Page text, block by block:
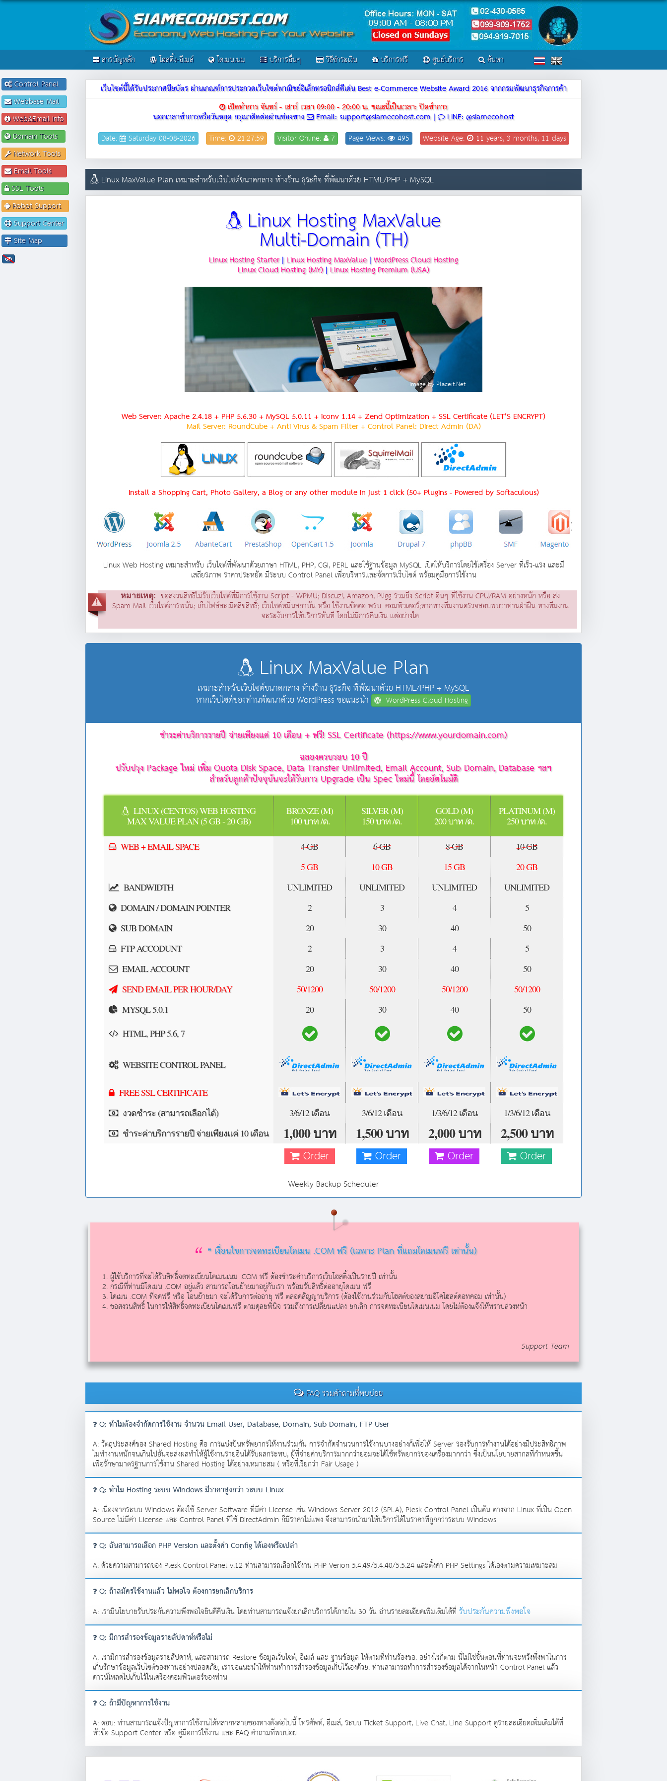
สารบัญหลัก โฮสติ้ง-อีเมล์ โดเมนเนม บริการอื่นๆ วิธีชำระเงิน บริการฟรี ศูนย์บริการ ค้นหา
เว็บไซต์นี้ได้รับประกาศนียบัตร ผ่านเกณฑ์การประกวดเว็บไซต์พาณิชย์อิเล็กทรอนิกส์ดีเด่น Best e-Commerce Website Award 2016 จากกรมพัฒนาธุรกิจการค้า
เปิดทำการ จันทร์ - เสาร์ เวลา 09:00 - 20:00 น.ขณะนี้เป็นเวลา: ปิดทำการ
นอกเวลาทำการหรือวันหยุด กรุณาติดต่อผ่านช่องทาง Email: support@siamecohost.com | LINE: @siamecohost
Date: Saturday 08-08-2026 Time: 21:27:59 Visitor Online: 7 Page Views: 495 Website Age: 11 years, 3 months, 11 days
Linux MaxValue Plan เหมาะสำหรับเว็บไซต์ขนาดกลาง ห้างร้าน ธุระกิจ ที่พัฒนาด้วย HTML/PHP + MySQL
Linux Hosting MaxValue
Multi-Domain (TH)
Linux Hosting Starter|Linux Hosting MaxValue|WordPress Cloud Hosting
Linux Cloud Hosting (MY)|Linux Hosting Premium (USA)
Image by Placeit.Net
Web Server: Apache 2.4.18 + PHP 5.6.30 + MySQL 5.0.11 + iconv 1.14 + Zend Optimization + SSL Certificate (LET'S ENCRYPT)
Mail Server: RoundCube + Anti Virus & Spam Filter + Control Panel: Direct Admin (DA)
Install a Shopping Cart, Photo Gallery, a Blog or any other module in just 1 click (50+ Plugins - Powered by Softaculous)
Linux Web Hosting เหมาะสำหรับ เว็บไซต์ที่พัฒนาด้วยภาษา HTML, PHP, CGI, PERL และใช้ฐานข้อมูล MySQL เปิดให้บริการโดยใช้เครื่อง Server ที่เร็ว-แรง และมี
เสถียรภาพ ราคาประหยัด มีระบบ Control Panel เพื่อบริหารและจัดการเว็บไซต์ พร้อมคู่มือการใช้งาน
หมายเหตุ: ขอสงวนสิทธิไม่รับเว็บไซต์ที่มีการใช้งาน Script - WPMU; Discuz!, Amazon, Pligg รวมถึง Script อื่นๆ ที่ใช้งาน CPU/RAM อย่างหนัก หรือ ส่ง
Spam Mail เว็บไซต์การพนัน; เก็บไฟล์ละเมิดลิขสิทธิ์; เว็บไซต์หมิ่นสถาบัน หรือ ใช้งานขัดต่อ พรบ. คอมพิวเตอร์;หากทางทีมงานตรวจสอบพบว่าท่านฝ่าฝืน ทางทีมงาน
จะระงับการให้บริการทันที โดยไม่มีการคืนเงิน แต่อย่างใด
Linux MaxValue Plan
เหมาะสำหรับเว็บไซต์ขนาดกลาง ห้างร้าน ธุระกิจ ที่พัฒนาด้วย HTML/PHP + MySQL
หากเว็บไซต์ของท่านพัฒนาด้วย WordPress ขอแนะนำ WordPress Cloud Hosting
ชำระค่าบริการรายปี จ่ายเพียงแค่ 10 เดือน + ฟรี! SSL Certificate (https://www.yourdomain.com)
ฉลองครบรอบ 10 ปี
ปรับปรุง Package ใหม่ เพิ่ม Quota Disk Space, Data Transfer Unlimited, Email Account, Sub Domain, Database ฯลฯ
สำหรับลูกค้าปัจจุบันจะได้รับการ Upgrade เป็น Spec ใหม่นี้ โดยอัตโนมัติ
LINUX (CENTOS) WEB HOSTING
MAX VALUE PLAN (5 GB - 20 GB)
BRONZE (M)
100 บาท /ด.
SILVER (M)
150 บาท /ด.
GOLD (M)
200 บาท /ด.
PLATINUM (M)
250 บาท /ด.
WEB + EMAIL SPACE 4 GB 6 GB 8 GB
10 GB
5 GB
10 GB 15 GB
20 GB
BANDWIDTH
UNLIMITED UNLIMITED UNLIMITED
UNLIMITED
DOMAIN / DOMAIN POINTER
2 3 4
5
SUB DOMAIN
20 30 40
50
FTP ACCODUNT
2 3 4
5
EMAIL ACCOUNT
20 30 40
50
SEND EMAIL PER HOUR/DAY
50/1200 50/1200 50/1200
50/1200
MYSQL 5.0.1
20 30 40
50
HTML, PHP 5.6, 7
WEBSITE CONTROL PANEL
FREE SSL CERTIFICATE
งวดชำระ (สามารถเลือกได้)
3/6/12 เดือน 3/6/12 เดือน 1/3/6/12 เดือน
1/3/6/12 เดือน
ชำระค่าบริการรายปี จ่ายเพียงแค่ 10 เดือน
1,000 บาท 1,500 บาท 2,000 บาท 2,500 บาท
Order Order Order Order
Weekly Backup Scheduler
* เงื่อนไขการจดทะเบียนโดเมน .COM ฟรี (เฉพาะ Plan ที่แถมโดเมนฟรี เท่านั้น)
ผู้ใช้บริการที่จะได้รับสิทธิ์จดทะเบียนโดเมนเนม .COM ฟรี ต้องชำระค่าบริการเว็บโฮสติ้งเป็นรายปี เท่านั้น
กรณีที่ท่านมีโดเมน .COM อยู่แล้ว สามารถโอนย้ายมาอยู่กับเรา พร้อมรับสิทธิ์ต่ออายุโดเมน ฟรี
โดเมน .COM ที่จดฟรี หรือ โอนย้ายมา จะได้รับการต่ออายุ ฟรี ตลอดสัญญาบริการ (ต้องใช้งานร่วมกับโฮสต์ของสยามอีโคโฮสต์ดอทคอม เท่านั้น)
ขอสงวนสิทธิ์ ในการให้สิทธิ์จดทะเบียนโดเมนฟรี ตามดุลยพินิจ รวมถึงการเปลี่ยนแปลง ยกเลิก การจดทะเบียนโดเมนเนม โดยไม่ต้องแจ้งให้ทราบล่วงหน้า
Support Team
FAQ รวมคำถามที่พบบ่อย
Q: ทำไมต้องจำกัดการใช้งาน จำนวน Email User, Database, Domain, Sub Domain, FTP User
A: วัตถุประสงค์ของ Shared Hosting คือ การแบ่งปันทรัพยากรให้งานร่วมกัน การจำกัดจำนวนการใช้งานบางอย่างก็เพื่อให้ Server รองรับการทำงานได้อย่างมีประสิทธิภาพ
ไม่ทำงานหนักจนเกินไปอันจะส่งผลทำให้ผู้ใช้งานรายอื่นได้รับผลกระทบ, ผู้ที่จ่ายค่าบริการมากกว่าย่อมจะได้ใช้ทรัพยากรของเครื่องมากกว่า ซึ่งเป็นนโยบายสากลที่กำหนดขึ้น
เพื่อรักษามาตรฐานการใช้งาน Shared Hosting ได้อย่างเหมาะสม ( หรือที่เรียกว่า Fair Usage )
Q: ทำไม Hosting ระบบ Windows มีราคาสูงกว่า ระบบ Linux
A: เนื่องจากระบบ Windows ต้องใช้ Server Software ที่มีค่า License เช่น Windows Server 2012 (SPLA), Plesk Control Panel เป็นต้น ต่างจาก Linux ที่เป็น Open
Source ไม่มีค่า License และ Control Panel ที่ใช้ DirectAdmin ก็มีราคาไม่แพง จึงสามารถนำมาให้บริการได้ในราคาทีถูกกว่าระบบ Windows
Q: ฉันสามารถเลือก PHP Version และตั้งค่า Config ได้เองหรือเปล่า
A: ด้วยความสามารถของ Plesk Control Panel v.12 ท่านสามารถเลือกใช้งาน PHP Verion 5.4.49/5.4.40/5.5.24 และตั้งค่า PHP Settings ได้เองตามความเหมาะสม
Q: ถ้าสมัครใช้งานแล้ว ไม่พอใจ ต้องการยกเลิกบริการ
A: เรามีนโยบายรับประกันความพึงพอใจยินดีคืนเงิน โดยท่านสามารถแจ้งยกเลิกบริการได้ภายใน 30 วัน อ่านรายละเอียดเพิ่มเติมได้ที่ รับประกันความพึงพอใจ
Q: มีการสำรองข้อมูลรายสัปดาห์หรือไม่
A: เรามีการสำรองข้อมูลรายสัปดาห์, และสามารถ Restore ข้อมูลเว็บไซต์, อีเมล์ และ ฐานข้อมูล ให้ตามที่ท่านร้องขอ. อย่างไรก็ตาม นี่ไม่ใช่ขั้นตอนที่ท่านจะหวังพึ่งพาในการ
เก็บรักษาข้อมูลเว็บไซต์ของท่านอย่างปลอดภัย; เราขอแนะนำให้ท่านทำการสำรองข้อมูลเก็บไว้เองด้วย. ท่านสามารถทำการสำรองข้อมูลได้จากในหน้า Control Panel แล้ว
ดาวน์โหลดไปเก็บไว้ในเครื่องคอมพิวเตอร์ของท่าน
Q: ถ้ามีปัญหาการใช้งาน
A: ตอบ: ท่านสามารถแจ้งปัญหาการใช้งานได้หลากหลายชองทางดังต่อไปนี้ โทรศัพท์, อีเมล์, ระบบ Ticket Support, Live Chat, Line Support ดูรายละเอียดเพิ่มเติมได้ที่
หัวข้อ Support Center หรือ คู่มือการใช้งาน และ FAQ คำถามที่พบบ่อย
Control Panel
Webbase Mail
Web&Email Info
Domain Tools
Network Tools
Email Tools
SSL Tools
Robot Support
Support Center
Site Map